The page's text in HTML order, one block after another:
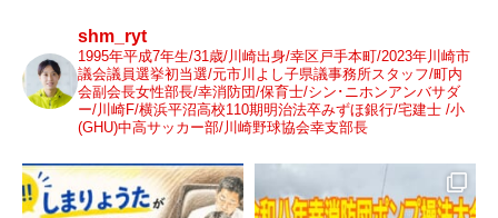
shm_ryt
1995年平成7年生/31歳/川崎出身/幸区戸手本町/2023年川崎市
議会議員選挙初当選/元市川よし子県議事務所スタッフ/町内
会副会長女性部長/幸消防団/保育士/シン･ニホンアンバサダ
ー/川崎F/横浜平沼高校110期明治法卒みずほ銀行/宅建士 /小
(GHU)中高サッカー部/川崎野球協会幸支部長